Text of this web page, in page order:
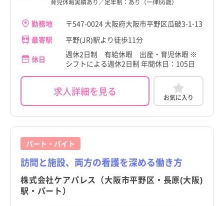
育児休暇実績あり／定年制：あり（一律66歳）
勤務地
〒547-0024 大阪府大阪市平野区瓜破3-1-13
最寄駅
平野(JR)駅より徒歩11分
休日
週休2日制 有給休暇 出産・育児休暇 ※
シフトによる週休2日制 年間休日：105日
求人詳細を見る お気に入り
パート・バイト
訪問と施設、両方の看護を深める働き方
株式会社ケアパレス（大阪市平野区・長原(大阪)
駅・パート）